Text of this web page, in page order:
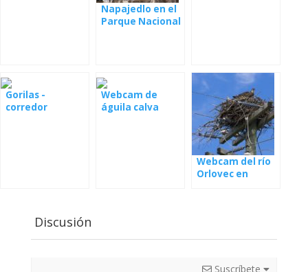
Napajedlo en el
Parque Nacional
Gorilas -
corredor
Webcam de
águila calva
Webcam del río
Orlovec en
Discusión
Suscríbete